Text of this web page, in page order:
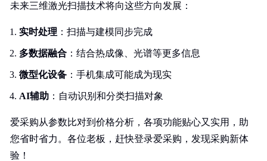
未来三维激光扫描技术将向这些方向发展：
实时处理 ：扫描与建模同步完成
多数据融合 ：结合热成像、光谱等更多信息
微型化设备 ：手机集成可能成为现实
AI辅助 ：自动识别和分类扫描对象
爱采购从参数比对到价格分析，各项功能贴心又实用，助
您省时省力。各位老板，赶快登录爱采购，发现采购新体
验！